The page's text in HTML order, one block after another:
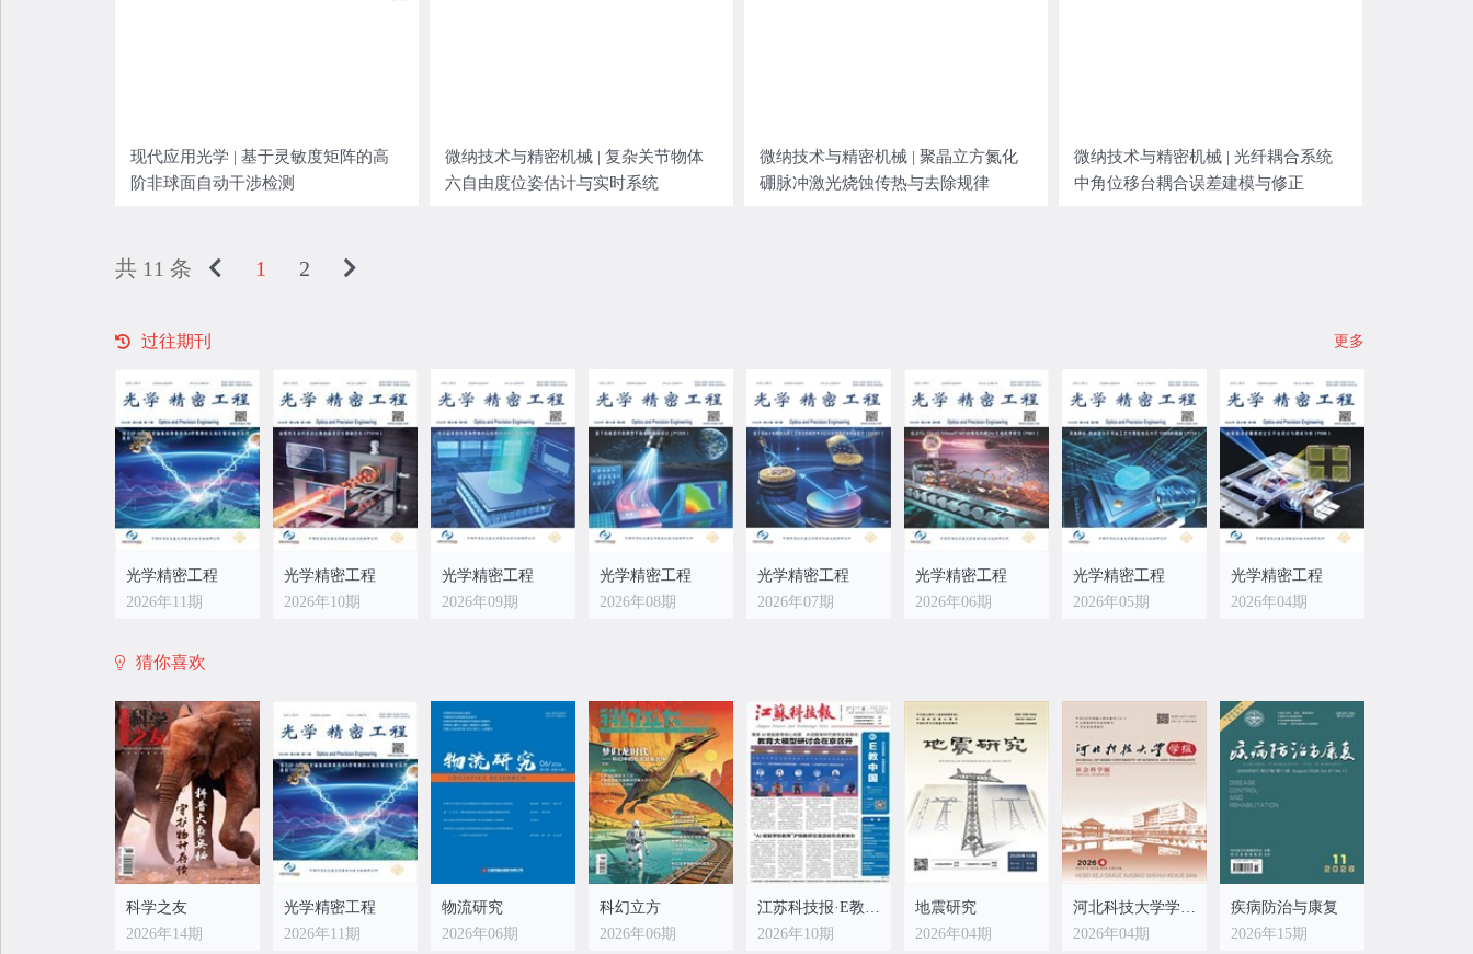
现代应用光学 | 基于灵敏度矩阵的高
阶非球面自动干涉检测
微纳技术与精密机械 | 复杂关节物体
六自由度位姿估计与实时系统
微纳技术与精密机械 | 聚晶立方氮化
硼脉冲激光烧蚀传热与去除规律
微纳技术与精密机械 | 光纤耦合系统
中角位移台耦合误差建模与修正
共 11 条 1 2
过往期刊 更多
光学精密工程
2026年11期
光学精密工程
2026年10期
光学精密工程
2026年09期
光学精密工程
2026年08期
光学精密工程
2026年07期
光学精密工程
2026年06期
光学精密工程
2026年05期
光学精密工程
2026年04期
光学精密工程
2026年03期
光学精密工程
2026年02期
2026年01期
猜你喜欢
科学之友
2026年14期
光学精密工程
2026年11期
物流研究
2026年06期
科幻立方
2026年06期
江苏科技报·E教中国
2026年10期
地震研究
2026年04期
河北科技大学学报(社会科学版)
2026年04期
疾病防治与康复
2026年15期